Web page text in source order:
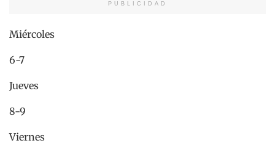
PUBLICIDAD
Miércoles
6-7
Jueves
8-9
Viernes